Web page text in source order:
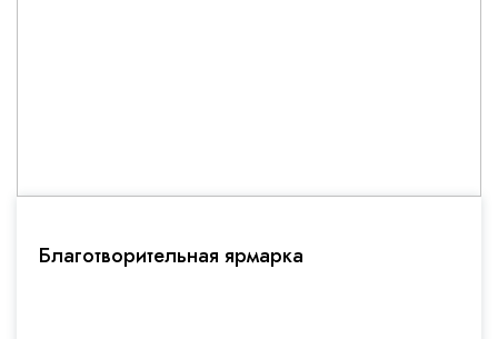
Благотворительная ярмарка